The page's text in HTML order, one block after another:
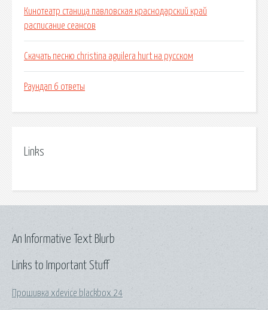
Кинотеатр станица павловская краснодарский край
расписание сеансов
Скачать песню christina aguilera hurt на русском
Раундап 6 ответы
Links
Links to Important Stuff
Прошивка xdevice blackbox 24
An Informative Text Blurb